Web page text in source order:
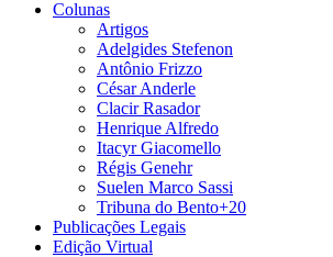
Colunas
Artigos
Adelgides Stefenon
Antônio Frizzo
César Anderle
Clacir Rasador
Henrique Alfredo
Itacyr Giacomello
Régis Genehr
Suelen Marco Sassi
Tribuna do Bento+20
Publicações Legais
Edição Virtual